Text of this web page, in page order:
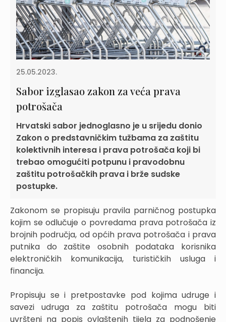
25.05.2023.
Sabor izglasao zakon za veća prava
potrošača
Hrvatski sabor jednoglasno je u srijedu donio
Zakon o predstavničkim tužbama za zaštitu
kolektivnih interesa i prava potrošača koji bi
trebao omogućiti potpunu i pravodobnu
zaštitu potrošačkih prava i brže sudske
postupke.
Zakonom se propisuju pravila parničnog postupka
kojim se odlučuje o povredama prava potrošača iz
brojnih područja, od općih prava potrošača i prava
putnika do zaštite osobnih podataka korisnika
elektroničkih komunikacija, turističkih usluga i
financija.
Propisuju se i pretpostavke pod kojima udruge i
savezi udruga za zaštitu potrošača mogu biti
uvršteni na popis ovlaštenih tijela za podnošenje